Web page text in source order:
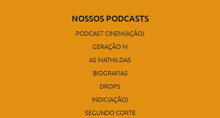
NOSSOS PODCASTS
PODCAST CINEM(AÇÃO)
GERAÇÃO M
AS MATHILDAS
BIOGRAFIAS
DROPS
INDIC(AÇÃO)
SEGUNDO CORTE